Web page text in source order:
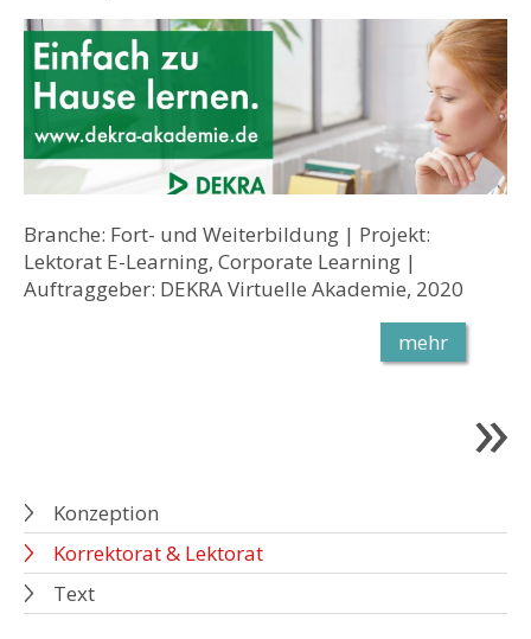
Branche: Fort- und Weiterbildung | Projekt:
Lektorat E-Learning, Corporate Learning |
Auftraggeber: DEKRA Virtuelle Akademie, 2020
mehr
Konzeption
Korrektorat & Lektorat
Text